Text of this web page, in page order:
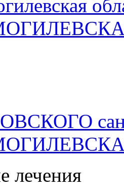
лечения